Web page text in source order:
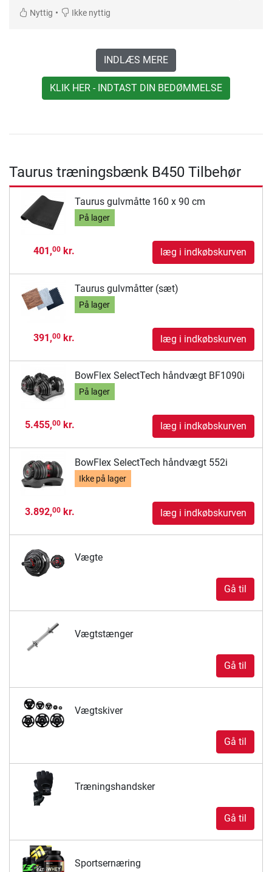
Nyttig • Ikke nyttig
INDLÆS MERE
KLIK HER - INDTAST DIN BEDØMMELSE
Taurus træningsbænk B450 Tilbehør
Taurus gulvmåtte 160 x 90 cm
På lager
401,00kr. læg i indkøbskurven
Taurus gulvmåtter (sæt)
På lager
391,00kr. læg i indkøbskurven
BowFlex SelectTech håndvægt BF1090i
På lager
5.455,00kr. læg i indkøbskurven
BowFlex SelectTech håndvægt 552i
Ikke på lager
3.892,00kr. læg i indkøbskurven
Vægte
Gå til
Vægtstænger
Gå til
Vægtskiver
Gå til
Træningshandsker
Gå til
Sportsernæring